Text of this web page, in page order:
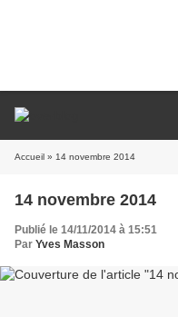
Accueil » 14 novembre 2014
14 novembre 2014
Publié le 14/11/2014 à 15:51
Par Yves Masson